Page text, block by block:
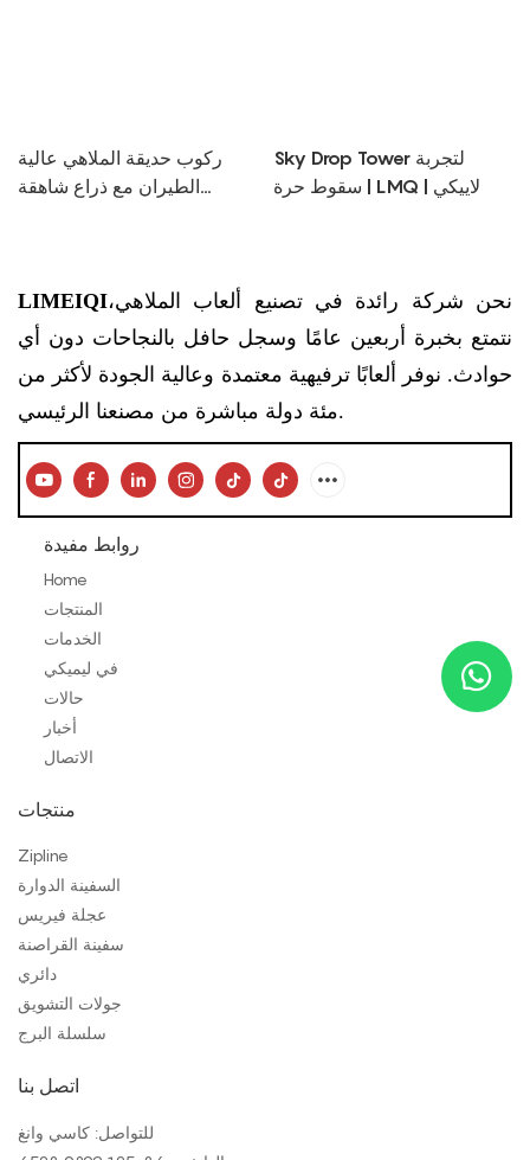
ركوب حديقة الملاهي عالية
الطيران مع ذراع شاهقة
Sky Drop Tower لتجربة
سقوط حرة | LMQ | لاييكي
LIMEIQIنحن شركة رائدة في تصنيع ألعاب الملاهي،
نتمتع بخبرة أربعين عامًا وسجل حافل بالنجاحات دون أي
حوادث. نوفر ألعابًا ترفيهية معتمدة وعالية الجودة لأكثر من
مئة دولة مباشرة من مصنعنا الرئيسي.
روابط مفيدة
Home
المنتجات
الخدمات
في ليميكي
حالات
أخبار
الاتصال
منتجات
Zipline
السفينة الدوارة
عجلة فيريس
سفينة القراصنة
دائري
جولات التشويق
سلسلة البرج
اتصل بنا
للتواصل: كاسي وانغ